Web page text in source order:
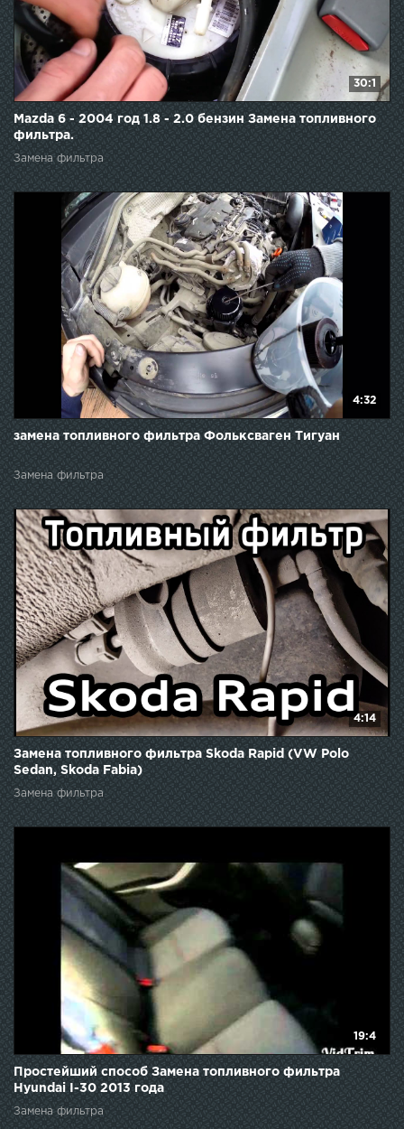
30:1
Mazda 6 - 2004 год 1.8 - 2.0 бензин Замена топливного
фильтра.
Замена фильтра
4:32
замена топливного фильтра Фольксваген Тигуан
Замена фильтра
4:14
Замена топливного фильтра Skoda Rapid (VW Polo
Sedan, Skoda Fabia)
Замена фильтра
19:4
Простейший способ Замена топливного фильтра
Hyundai I-30 2013 года
Замена фильтра